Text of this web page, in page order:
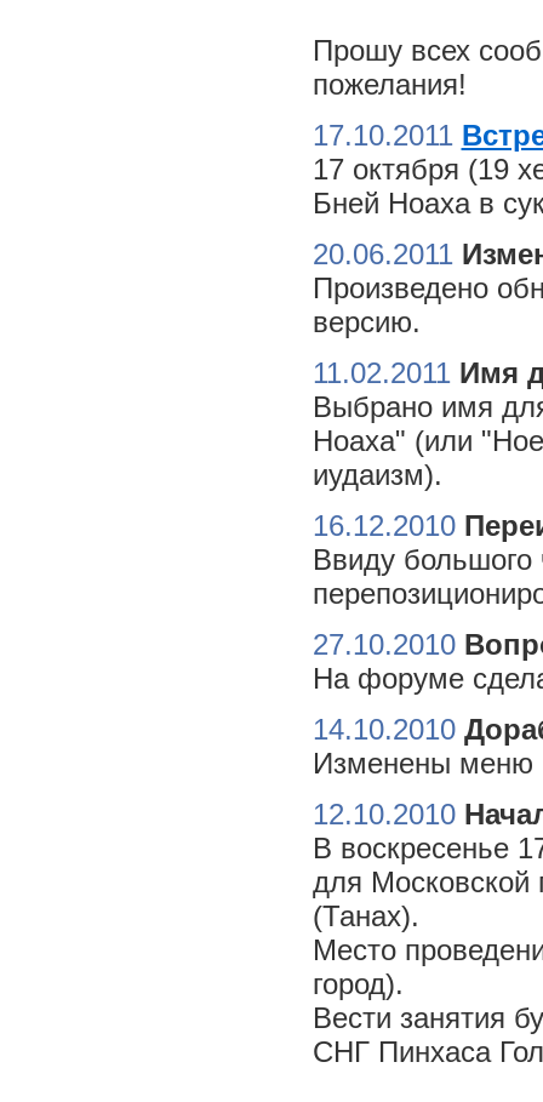
Прошу всех
пожелания!
17.10.2011
17 октября (19
Бней Ноаха в
20.06.2011
Произведено
версию.
11.02.2011 Имя
Выбрано имя
Ноаха" (или
иудаизм).
16.12.2010
Ввиду большого
27.10.2010
На форуме
14.10.2010
Изменены меню
12.10.2010
В воскресенье
для Московской
(Танах).
Место
город).
Вести занятия
СНГ Пинхаса